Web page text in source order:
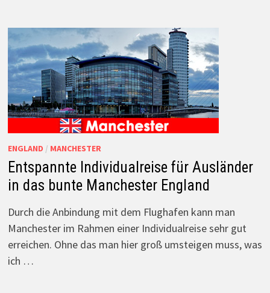
ENGLAND / MANCHESTER
Entspannte Individualreise für Ausländer
in das bunte Manchester England
Durch die Anbindung mit dem Flughafen kann man
Manchester im Rahmen einer Individualreise sehr gut
erreichen. Ohne das man hier groß umsteigen muss, was
ich …